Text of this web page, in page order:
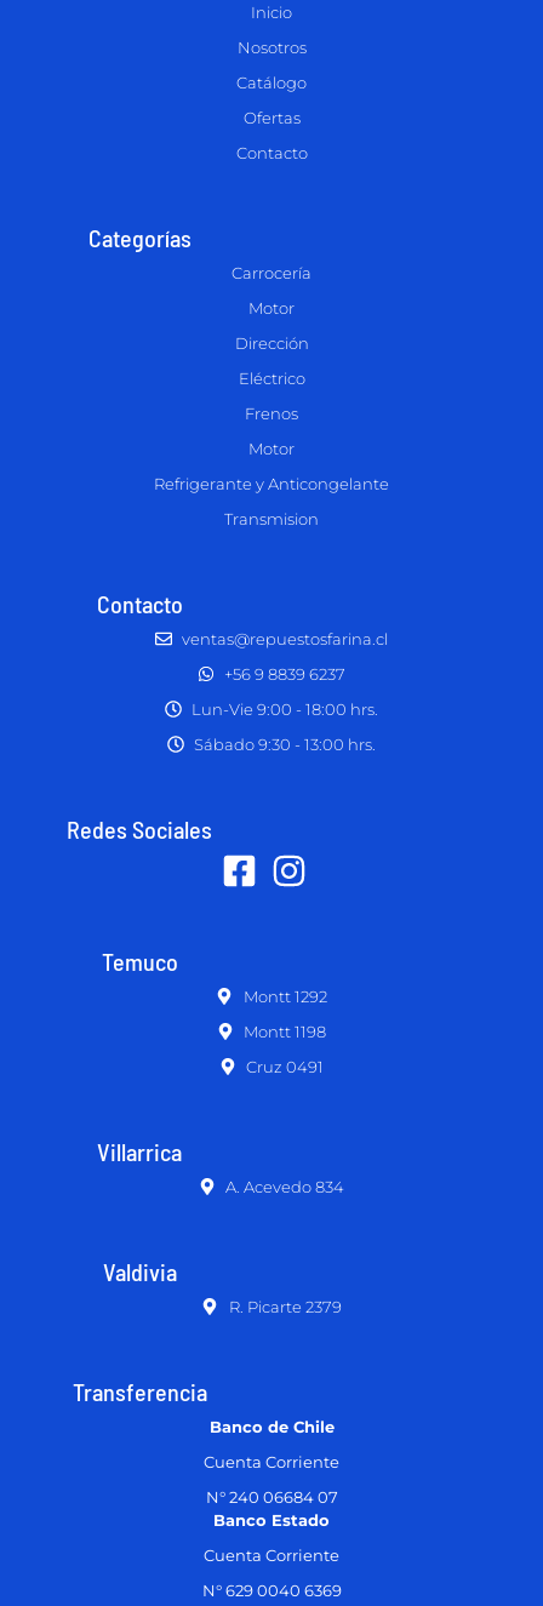
Inicio
Nosotros
Catálogo
Ofertas
Contacto
Categorías
Carrocería
Motor
Dirección
Eléctrico
Frenos
Motor
Refrigerante y Anticongelante
Transmision
Contacto
ventas@repuestosfarina.cl
+56 9 8839 6237
Lun-Vie 9:00 - 18:00 hrs.
Sábado 9:30 - 13:00 hrs.
Redes Sociales
Temuco
Montt 1292
Montt 1198
Cruz 0491
Villarrica
A. Acevedo 834
Valdivia
R. Picarte 2379
Transferencia
Banco de Chile
Cuenta Corriente
N° 240 06684 07
Banco Estado
Cuenta Corriente
N° 629 0040 6369